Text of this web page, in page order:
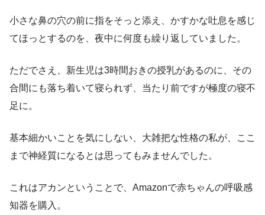
小さな鼻の穴の前に指をそっと添え、かすかな吐息を感じ
てほっとするのを、夜中に何度も繰り返していました。
ただでさえ、新生児は3時間おきの授乳があるのに、その
合間にも落ち着いて寝られず、当たり前ですが極度の寝不
足に。
基本細かいことを気にしない、大雑把な性格の私が、ここ
まで神経質になるとは思ってもみませんでした。
これはアカンということで、Amazonで赤ちゃんの呼吸感
知器を購入。